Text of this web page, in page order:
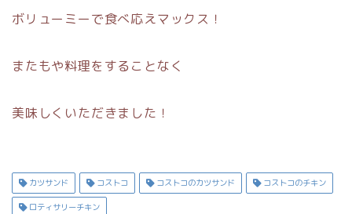
ボリューミーで食べ応えマックス！
またもや料理をすることなく
美味しくいただきました！
カツサンド コストコ コストコのカツサンド コストコのチキン
ロティサリーチキン